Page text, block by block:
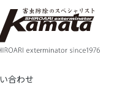
合わせ